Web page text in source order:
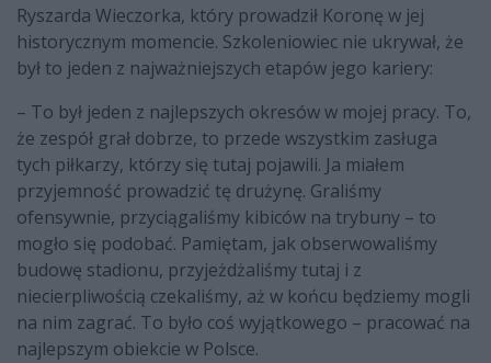
Ryszarda Wieczorka, który prowadził Koronę w jej
historycznym momencie. Szkoleniowiec nie ukrywał, że
był to jeden z najważniejszych etapów jego kariery:
– To był jeden z najlepszych okresów w mojej pracy. To,
że zespół grał dobrze, to przede wszystkim zasługa
tych piłkarzy, którzy się tutaj pojawili. Ja miałem
przyjemność prowadzić tę drużynę. Graliśmy
ofensywnie, przyciągaliśmy kibiców na trybuny – to
mogło się podobać. Pamiętam, jak obserwowaliśmy
budowę stadionu, przyjeżdżaliśmy tutaj i z
niecierpliwością czekaliśmy, aż w końcu będziemy mogli
na nim zagrać. To było coś wyjątkowego – pracować na
najlepszym obiekcie w Polsce.